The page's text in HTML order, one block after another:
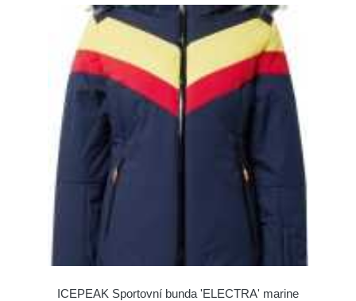
ICEPEAK Sportovní bunda 'ELECTRA' marine